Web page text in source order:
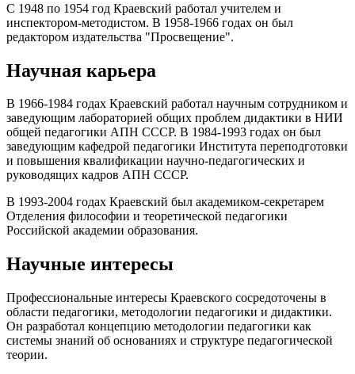
С 1948 по 1954 год Краевский работал учителем и
инспектором-методистом. В 1958-1966 годах он был
редактором издательства "Просвещение".
Научная карьера
В 1966-1984 годах Краевский работал научным сотрудником и
заведующим лабораторией общих проблем дидактики в НИИ
общей педагогики АПН СССР. В 1984-1993 годах он был
заведующим кафедрой педагогики Института переподготовки
и повышения квалификации научно-педагогических и
руководящих кадров АПН СССР.
В 1993-2004 годах Краевский был академиком-секретарем
Отделения философии и теоретической педагогики
Российской академии образования.
Научные интересы
Профессиональные интересы Краевского сосредоточены в
области педагогики, методологии педагогики и дидактики.
Он разработал концепцию методологии педагогики как
системы знаний об основаниях и структуре педагогической
теории.